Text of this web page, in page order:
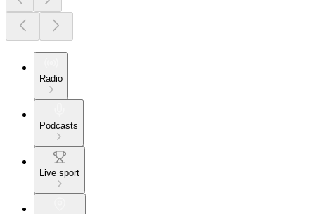
Radio
Podcasts
Live sport